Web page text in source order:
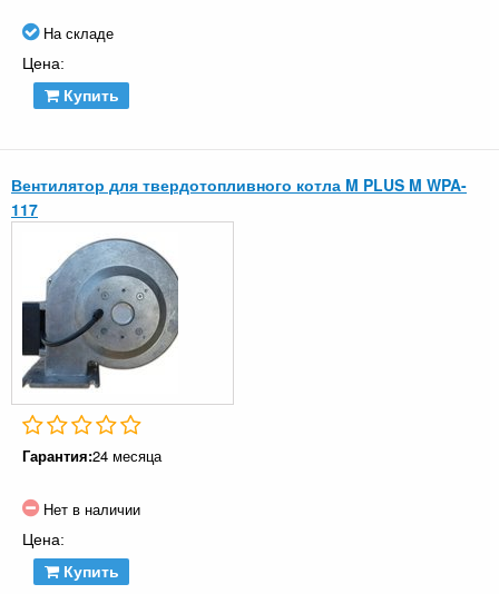
На складе
Цена:
Купить
Вентилятор для твердотопливного котла M PLUS M WPA-
117
Гарантия:24 месяца
Нет в наличии
Цена:
Купить